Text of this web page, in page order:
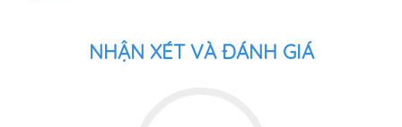
NHẬN XÉT VÀ ĐÁNH GIÁ